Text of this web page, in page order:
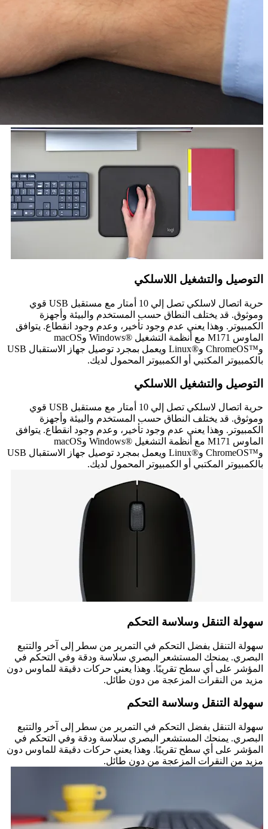
التوصيل والتشغيل اللاسلكي
حرية اتصال لاسلكي تصل إلي 10 أمتار مع مستقبل USB قوي
وموثوق. قد يختلف النطاق حسب المستخدم والبيئة وأجهزة
الكمبيوتر. وهذا يعني عدم وجود تأخير، وعدم وجود انقطاع. يتوافق
الماوس M171 مع أنظمة التشغيل Windows®‎ وmacOS
وChromeOS™‎ وLinux®‎ ويعمل بمجرد توصيل جهاز الاستقبال USB
بالكمبيوتر المكتبي أو الكمبيوتر المحمول لديك.
التوصيل والتشغيل اللاسلكي
حرية اتصال لاسلكي تصل إلي 10 أمتار مع مستقبل USB قوي
وموثوق. قد يختلف النطاق حسب المستخدم والبيئة وأجهزة
الكمبيوتر. وهذا يعني عدم وجود تأخير، وعدم وجود انقطاع. يتوافق
الماوس M171 مع أنظمة التشغيل Windows®‎ وmacOS
وChromeOS™‎ وLinux®‎ ويعمل بمجرد توصيل جهاز الاستقبال USB
بالكمبيوتر المكتبي أو الكمبيوتر المحمول لديك.
سهولة التنقل وسلاسة التحكم
سهولة التنقل بفضل التحكم في التمرير من سطر إلى آخر والتتبع
البصري. يمنحك المستشعر البصري سلاسة ودقة وفي التحكم في
المؤشر على أي سطح تقريبًا. وهذا يعني حركات دقيقة للماوس دون
مزيد من النقرات المزعجة من دون طائل.
سهولة التنقل وسلاسة التحكم
سهولة التنقل بفضل التحكم في التمرير من سطر إلى آخر والتتبع
البصري. يمنحك المستشعر البصري سلاسة ودقة وفي التحكم في
المؤشر على أي سطح تقريبًا. وهذا يعني حركات دقيقة للماوس دون
مزيد من النقرات المزعجة من دون طائل.